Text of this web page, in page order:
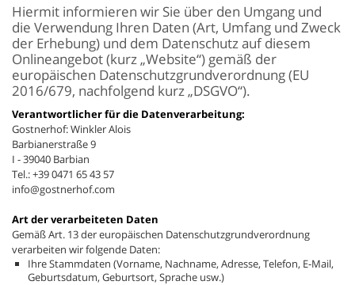
Hiermit informieren wir Sie über den Umgang und
die Verwendung Ihren Daten (Art, Umfang und Zweck
der Erhebung) und dem Datenschutz auf diesem
Onlineangebot (kurz „Website“) gemäß der
europäischen Datenschutzgrundverordnung (EU
2016/679, nachfolgend kurz „DSGVO“).
Verantwortlicher für die Datenverarbeitung:
Gostnerhof: Winkler Alois
Barbianerstraße 9
I - 39040 Barbian
Tel.: +39 0471 65 43 57
info@gostnerhof.com
Art der verarbeiteten Daten
Gemäß Art. 13 der europäischen Datenschutzgrundverordnung
verarbeiten wir folgende Daten:
Ihre Stammdaten (Vorname, Nachname, Adresse, Telefon, E-Mail,
Geburtsdatum, Geburtsort, Sprache usw.)